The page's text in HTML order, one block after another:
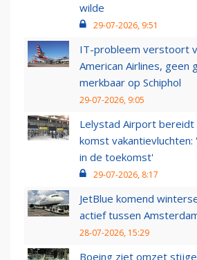
wilde
29-07-2026, 9:51
IT-probleem verstoort
American Airlines, geen
merkbaar op Schiphol
29-07-2026, 9:05
Lelystad Airport bereidt
komst
in de toekomst'
29-07-2026, 8:17
JetBlue komend
actief tussen
28-07-2026, 15:29
Boeing ziet omzet